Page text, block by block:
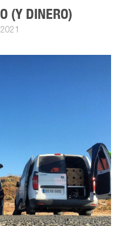
(Y DINERO)